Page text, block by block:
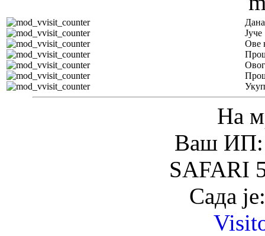
Јуче
Ове
На
Ваш ИП:
SAFARI
Сада